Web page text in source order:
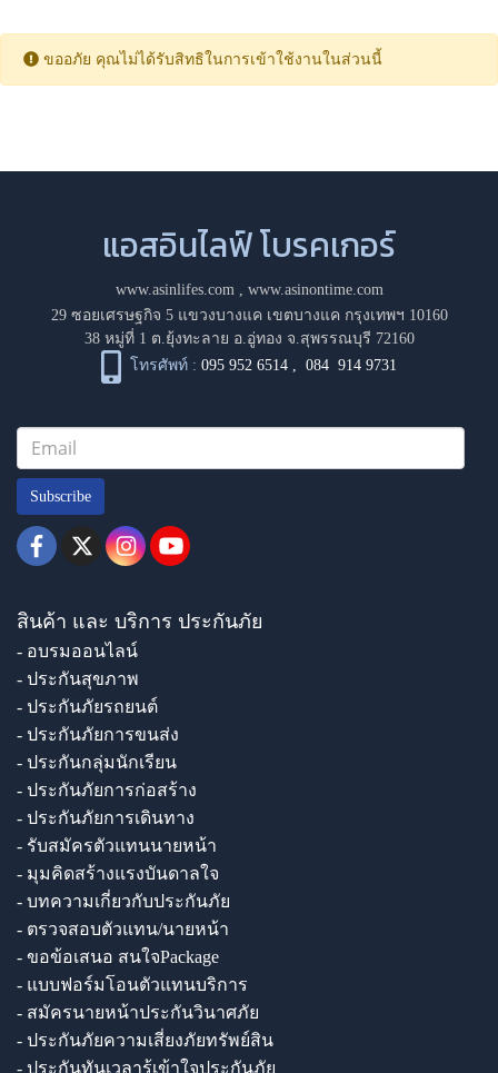
ขออภัย คุณไม่ได้รับสิทธิในการเข้าใช้งานในส่วนนี้
แอสอินไลฟ์ โบรคเกอร์
www.asinlifes.com, www.asinontime.com
29 ซอยเศรษฐกิจ 5 แขวงบางแค เขตบางแค กรุงเทพฯ 10160
38 หมู่ที่ 1 ต.ยุ้งทะลาย อ.อู่ทอง จ.สุพรรณบุรี 72160
โทรศัพท์ : 095 952 6514 ,084 914 9731
Subscribe
สินค้า และ บริการ ประกันภัย
- อบรมออนไลน์
- ประกันสุขภาพ
- ประกันภัยรถยนต์
- ประกันภัยการขนส่ง
- ประกันกลุ่มนักเรียน
- ประกันภัยการก่อสร้าง
- ประกันภัยการเดินทาง
- รับสมัครตัวแทนนายหน้า
- มุมคิดสร้างแรงบันดาลใจ
- บทความเกี่ยวกับประกันภัย
- ตรวจสอบตัวแทน/นายหน้า
- ขอข้อเสนอ สนใจPackage
- แบบฟอร์มโอนตัวแทนบริการ
- สมัครนายหน้าประกันวินาศภัย
- ประกันภัยความเสี่ยงภัยทรัพย์สิน
- ประกันทันเวลารู้เข้าใจประกันภัย